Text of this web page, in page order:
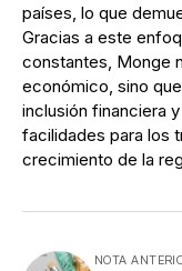
países, lo que
Gracias a este
constantes, Monge
económico, sino
inclusión financiera
facilidades para los
crecimiento de la
NOTA